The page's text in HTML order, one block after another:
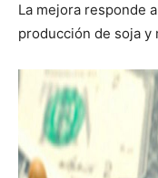
La mejora responde
producción de soja y